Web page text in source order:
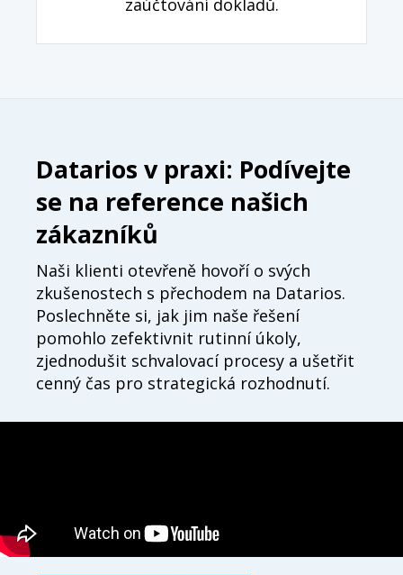
zaúčtování dokladů.
Datarios v praxi: Podívejte
se na reference našich
zákazníků
Naši klienti otevřeně hovoří o svých
zkušenostech s přechodem na Datarios.
Poslechněte si, jak jim naše řešení
pomohlo zefektivnit rutinní úkoly,
zjednodušit schvalovací procesy a ušetřit
cenný čas pro strategická rozhodnutí.